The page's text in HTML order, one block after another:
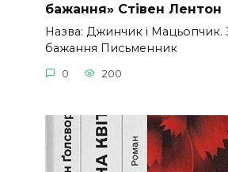
бажання» Стівен Лентон
Назва: Джинчик і Мацьопчик.
бажання Письменник
0 200